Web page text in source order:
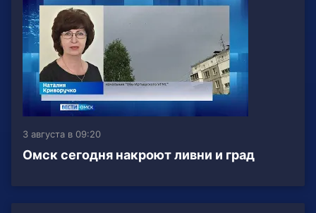
3 августа в 09:20
Омск сегодня накроют ливни и град